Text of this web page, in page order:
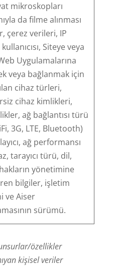
mikroskopları
da filme alınması
çerez verileri, IP
Siteye veya
Uygulamalarına
veya bağlanmak için
cihaz türleri,
cihaz kimlikleri,
ağ bağlantısı türü
3G, LTE, Bluetooth)
ağ performansı
tarayıcı türü, dil,
yönetimine
bilgiler, işletim
ve Aiser
sürümü.
özellikler
kişisel veriler